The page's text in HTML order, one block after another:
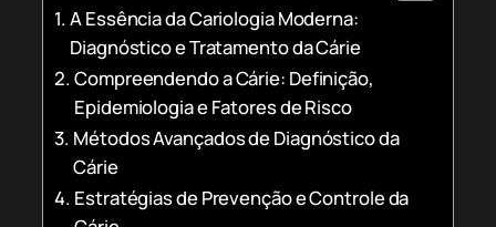
A Essência da Cariologia Moderna:
Diagnóstico e Tratamento da Cárie
Compreendendo a Cárie: Definição,
Epidemiologia e Fatores de Risco
Métodos Avançados de Diagnóstico da
Cárie
Estratégias de Prevenção e Controle da